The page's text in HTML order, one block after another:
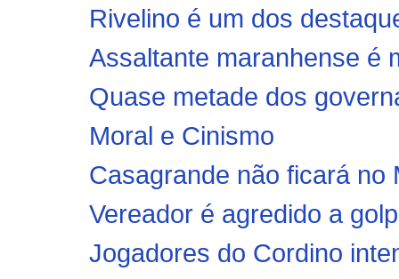
Rivelino é um dos
Assaltante maranhense é
Quase metade dos
Moral e Cinismo
Casagrande não ficará no
Vereador é agredido a
Jogadores do Cordino